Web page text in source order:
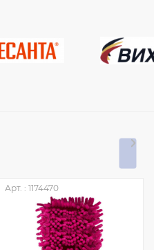
Арт. : 1174470